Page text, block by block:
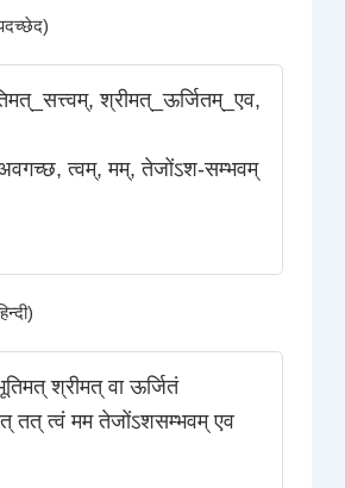
श्रीमत्_ऊर्जितम्_एव,
त्वम्‌, मम्‌, तेजोंऽश-सम्भवम्‌
श्रीमत् वा ऊर्जितं
तत्‌ त्वं मम तेजोंऽशसम्भवम् एव